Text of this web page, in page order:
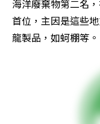
海洋廢棄物第二名
首位，主因是這些
龍製品，如蚵棚等。